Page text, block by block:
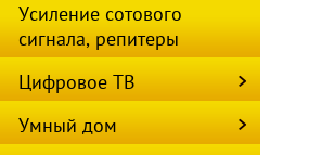
Усиление сотового
сигнала, репитеры
Цифровое ТВ
Умный дом